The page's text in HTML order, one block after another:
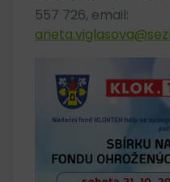
557 726, email: